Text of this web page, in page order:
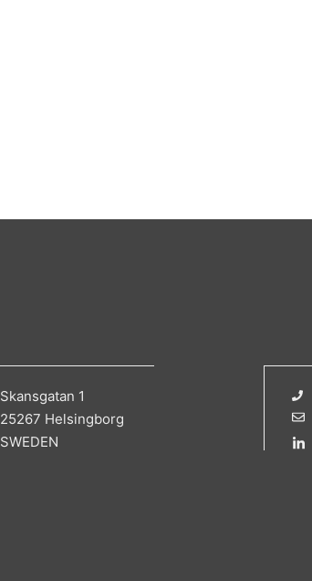
Skansgatan 1
25267 Helsingborg
SWEDEN